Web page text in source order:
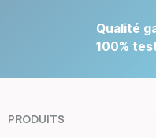
Qualité
100%
PRODUITS